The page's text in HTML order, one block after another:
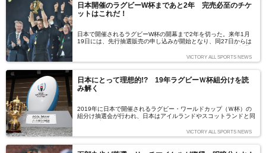
日本開催のラグビーW杯まであと2年 完売必至のチケ
ットはこれだ！
日本で開催されるラグビーW杯の開幕まで2年を切った。来年1月
19日には、先行抽選販売の申し込みが開始となり、同27日からは
のプラチナチケットとなる世界有数のスポーツイベント。ここで
は、注目のゲームをおさらいする。（文＝斉藤健仁）
VICTORY ALL SPORTS NEWS
日本にとって理想的!? 19年ラグビーＷ杯組分けを読
み解く
2019年に日本で開催されるラグビー・ワールドカップ（Ｗ杯）の
組分け抽選会が行われ、日本はアイルランドやスコットランドと同
ド、南アフリカといった優勝経験国との対戦が避けられた今回の抽
選結果をどう見るか。また決勝トーナメントに進出する８チームも
VICTORY ALL SPORTS NEWS